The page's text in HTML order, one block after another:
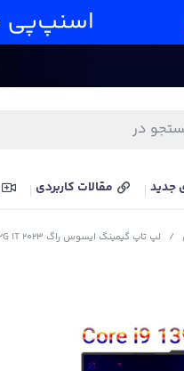
جدید مقالات کاربردی
/ لپ تاپ گیمینگ ایسوس راگ ROG Strix Scar 16 G634JY i9 13980HX RTX4090 175W 32G 1T 2023